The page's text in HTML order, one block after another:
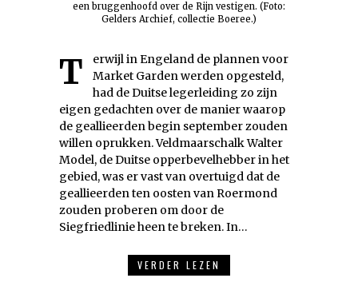
een bruggenhoofd over de Rijn vestigen. (Foto:
Gelders Archief, collectie Boeree.)
Terwijl in Engeland de plannen voor
Market Garden werden opgesteld,
had de Duitse legerleiding zo zijn
eigen gedachten over de manier waarop
de geallieerden begin september zouden
willen oprukken. Veldmaarschalk Walter
Model, de Duitse opperbevelhebber in het
gebied, was er vast van overtuigd dat de
geallieerden ten oosten van Roermond
zouden proberen om door de
Siegfriedlinie heen te breken. In…
VERDER LEZEN